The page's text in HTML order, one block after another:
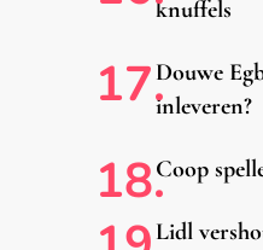
knuffels
Douwe
inleveren?
Coop
Lidl